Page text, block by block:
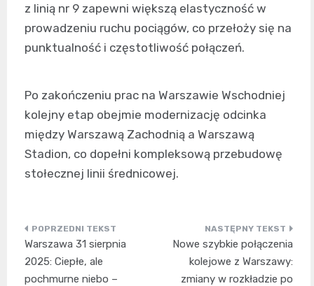
z linią nr 9 zapewni większą elastyczność w
prowadzeniu ruchu pociągów, co przełoży się na
punktualność i częstotliwość połączeń.
Po zakończeniu prac na Warszawie Wschodniej
kolejny etap obejmie modernizację odcinka
między Warszawą Zachodnią a Warszawą
Stadion, co dopełni kompleksową przebudowę
stołecznej linii średnicowej.
Nawigacja
wpisu
Warszawa 31 sierpnia
2025: Ciepłe, ale
pochmurne niebo –
Nowe szybkie połączenia
kolejowe z Warszawy:
zmiany w rozkładzie po